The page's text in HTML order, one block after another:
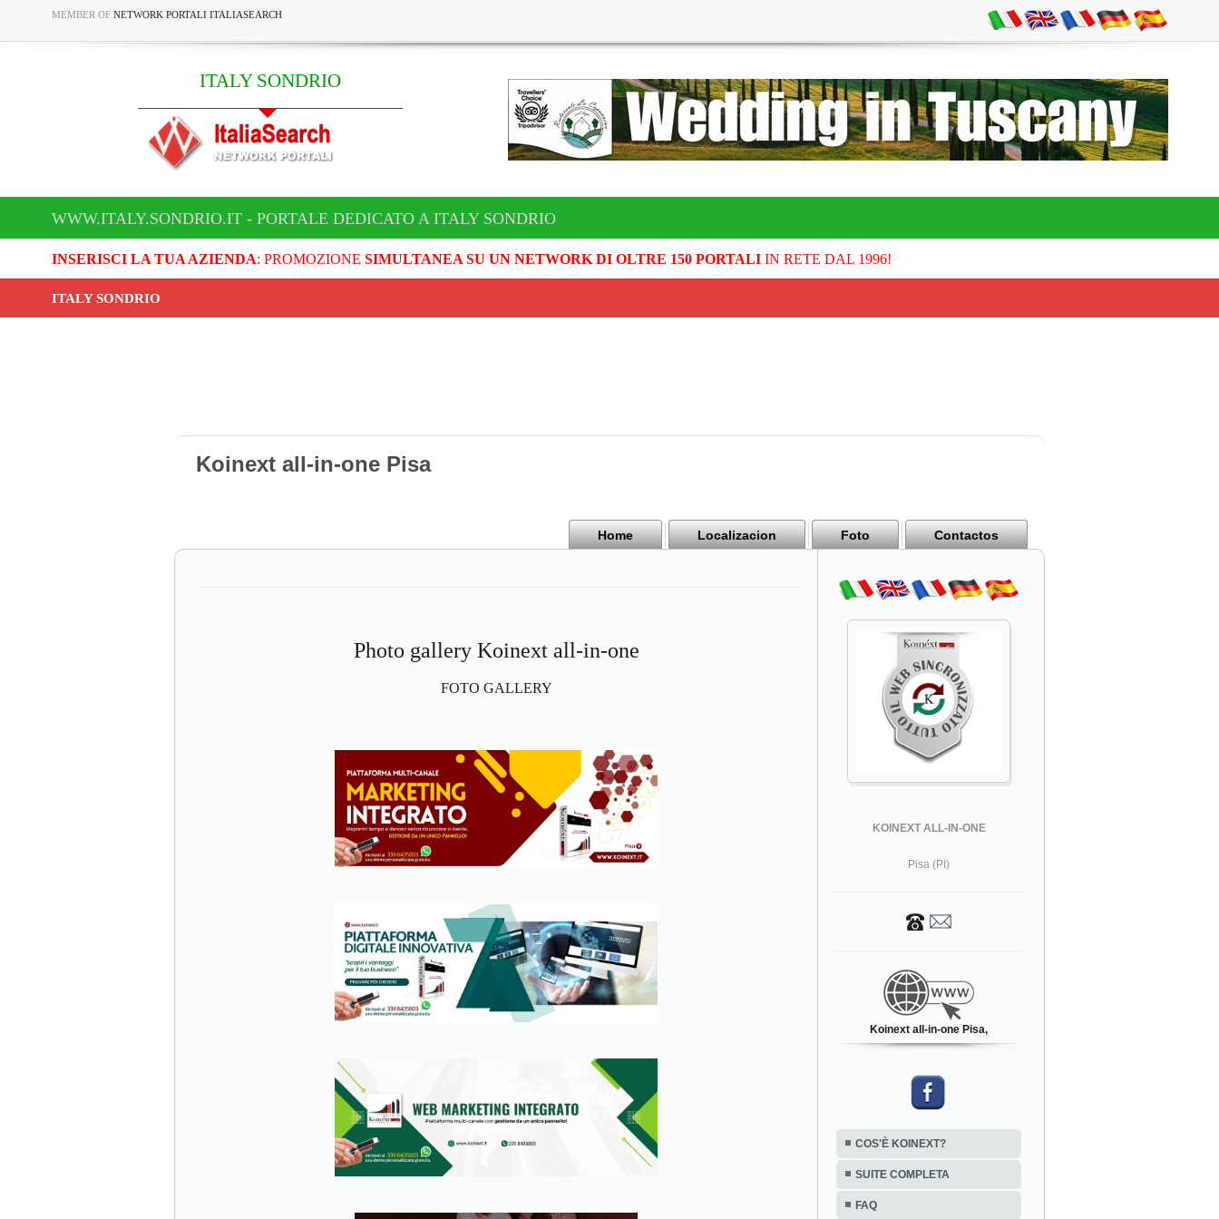
MEMBER OF NETWORK PORTALI ITALIASEARCH
ITALY SONDRIO
WWW.ITALY.SONDRIO.IT - PORTALE DEDICATO A ITALY SONDRIO
INSERISCI LA TUA AZIENDA: PROMOZIONE SIMULTANEA SU UN NETWORK DI OLTRE 150 PORTALIIN RETE DAL 1996!
ITALY SONDRIO
Koinext all-in-one Pisa
Home Localizacion Foto Contactos
Photo gallery Koinext all-in-one
FOTO GALLERY
KOINEXT ALL-IN-ONE
Pisa (PI)
Koinext all-in-one Pisa,
COS'È KOINEXT?
SUITE COMPLETA
FAQ